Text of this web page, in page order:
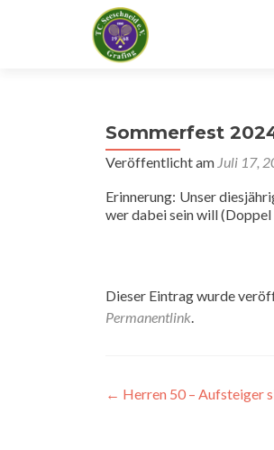
Sommerfest
Veröffentlicht am Juli 17,
Erinnerung: Unser
wer dabei sein will
Dieser Eintrag wurde
Permanentlink.
← Herren 50 – Aufsteiger